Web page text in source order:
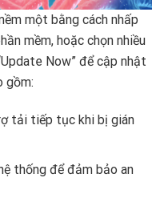
một bằng cách nhấp
mềm, hoặc chọn nhiều
Now” để cập nhật
gồm:
tải tiếp tục khi bị gián
thống để đảm bảo an